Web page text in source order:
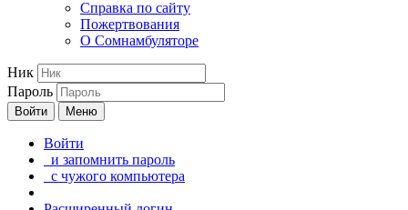
Справка по сайту
Пожертвования
О Сомнамбуляторе
Ник
Пароль
Войти Меню
Войти
и запомнить пароль
с чужого компьютера